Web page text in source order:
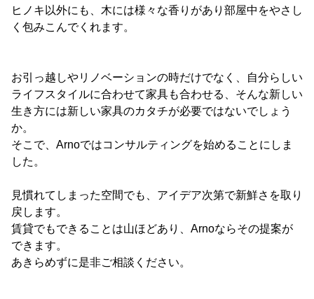
ヒノキ以外にも、木には様々な香りがあり部屋中をやさし
く包みこんでくれます。
お引っ越しやリノベーションの時だけでなく、自分らしい
ライフスタイルに合わせて家具も合わせる、そんな新しい
生き方には新しい家具のカタチが必要ではないでしょう
か。
そこで、Arnoではコンサルティングを始めることにしま
した。
見慣れてしまった空間でも、アイデア次第で新鮮さを取り
戻します。
賃貸でもできることは山ほどあり、Arnoならその提案が
できます。
あきらめずに是非ご相談ください。